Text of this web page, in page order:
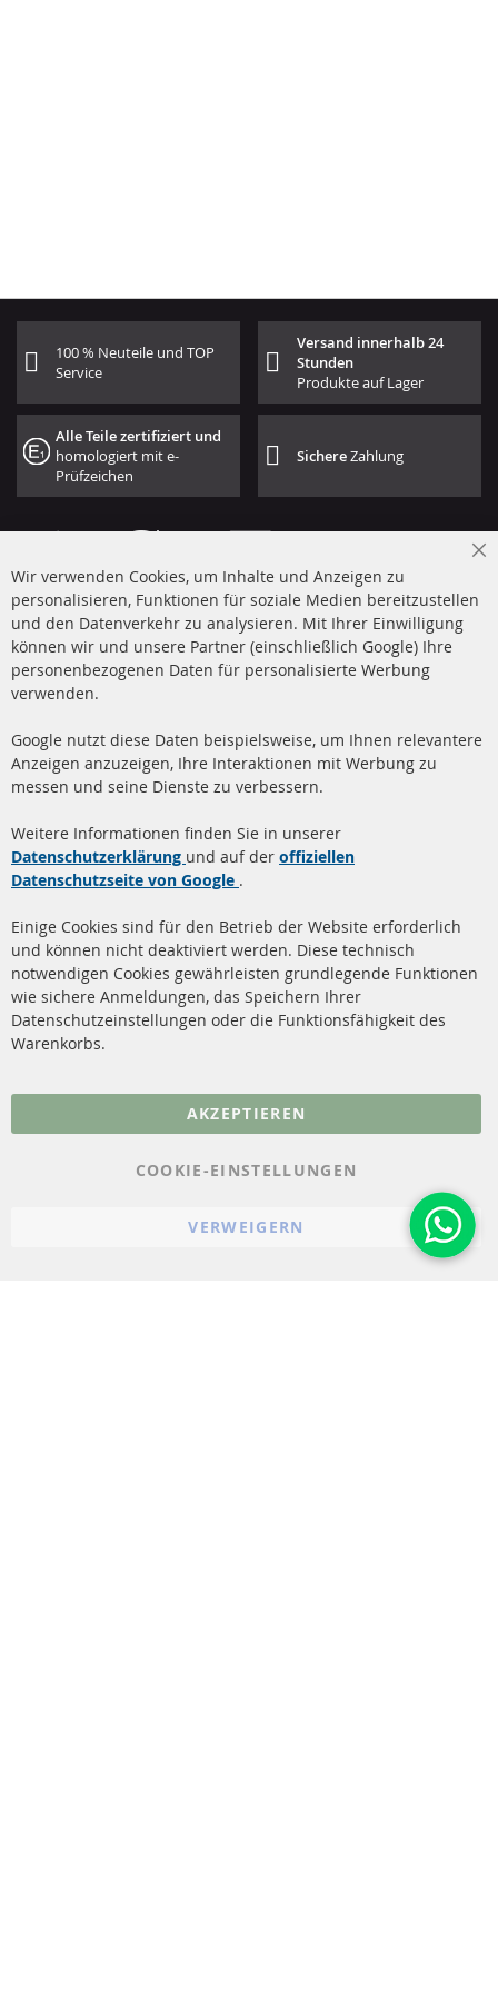
100 % Neuteile und TOP
Service
Versand innerhalb 24
Stunden
Produkte auf Lager
Alle Teile zertifiziert und
homologiert mit e-
Prüfzeichen
SichereZahlung
+49 (0) 4533 799 00 0
Mo-Do: 09-17 Uhr, Fr 09-16 Uhr
info@contra-automotive.de
facebook
instagram
Quick Links
Dieselpartikelfilter (DPF)
Dieselpartikelfilter
Katalysator (KAT)
Sensoren
FAQ
Kundenservice
Über uns
Versandkosten
Kontakt
Vertrag widerrufen
Wir verwenden Cookies, um Inhalte und Anzeigen zu
personalisieren, Funktionen für soziale Medien bereitzustellen
und den Datenverkehr zu analysieren. Mit Ihrer Einwilligung
können wir und unsere Partner (einschließlich Google) Ihre
personenbezogenen Daten für personalisierte Werbung
verwenden.
Google nutzt diese Daten beispielsweise, um Ihnen relevantere
Anzeigen anzuzeigen, Ihre Interaktionen mit Werbung zu
messen und seine Dienste zu verbessern.
Weitere Informationen finden Sie in unserer
Datenschutzerklärung und auf der offiziellen
Datenschutzseite von Google .
Einige Cookies sind für den Betrieb der Website erforderlich
und können nicht deaktiviert werden. Diese technisch
notwendigen Cookies gewährleisten grundlegende Funktionen
wie sichere Anmeldungen, das Speichern Ihrer
Datenschutzeinstellungen oder die Funktionsfähigkeit des
Warenkorbs.
AKZEPTIEREN
COOKIE-EINSTELLUNGEN
VERWEIGERN